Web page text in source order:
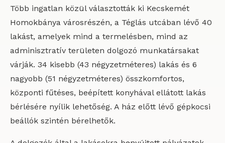
Több ingatlan közül választották ki Kecskemét
Homokbánya városrészén, a Téglás utcában lévő 40
lakást, amelyek mind a termelésben, mind az
adminisztratív területen dolgozó munkatársakat
várják. 34 kisebb (43 négyzetméteres) lakás és 6
nagyobb (51 négyzetméteres) összkomfortos,
központi fűtéses, beépített konyhával ellátott lakás
bérlésére nyílik lehetőség. A ház előtt lévő gépkocsi
beállók szintén bérelhetők.